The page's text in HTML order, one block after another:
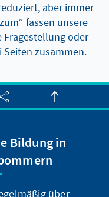
aber immer
fassen unsere
Fragestellung oder
zusammen.
Bildung in
über